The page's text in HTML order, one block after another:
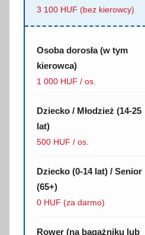
3 100 HUF (bez kierowcy)
Osoba dorosła (w tym
kierowca)
1 000 HUF / os.
Dziecko / Młodzież (14-25
lat)
500 HUF / os.
Dziecko (0-14 lat) / Senior
(65+)
0 HUF (za darmo)
Rower (na bagażniku lub